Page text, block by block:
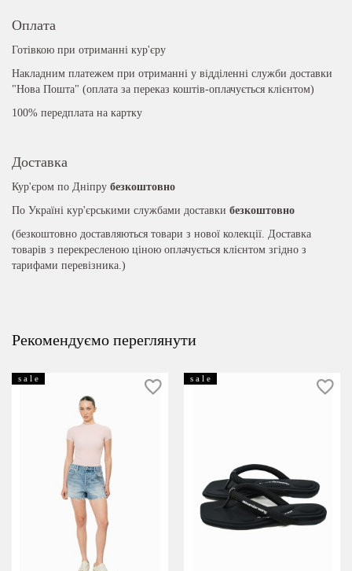
Оплата
Готівкою при отриманні кур'єру
Накладним платежем при отриманні у відділенні служби доставки
"Нова Пошта" (оплата за переказ коштів-оплачується клієнтом)
100% передплата на картку
Доставка
Кур'єром по Дніпру безкоштовно
По Україні кур'єрськими службами доставки безкоштовно
(безкоштовно доставляються товари з нової колекції. Доставка
товарів з перекресленою ціною оплачується клієнтом згідно з
тарифами перевізника.)
Рекомендуємо переглянути
s a l e s a l e